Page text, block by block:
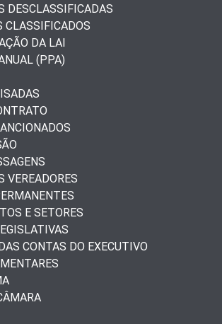
DESCLASSIFICADAS
CLASSIFICADOS
DA LAI
(PPA)
VEREADORES
E SETORES
CONTAS DO EXECUTIVO